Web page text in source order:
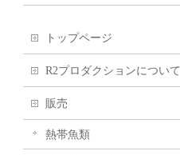
トップページ
R2プロダクションについて
販売
熱帯魚類